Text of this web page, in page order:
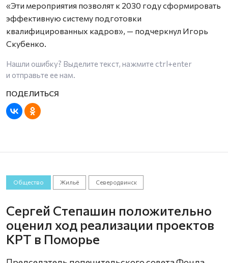
«Эти мероприятия позволят к 2030 году сформировать
эффективную систему подготовки
квалифицированных кадров», — подчеркнул Игорь
Скубенко.
Нашли ошибку? Выделите текст, нажмите ctrl+enter
и отправьте ее нам.
Общество Жильё Северодвинск
Сергей Степашин положительно
оценил ход реализации проектов
КРТ в Поморье